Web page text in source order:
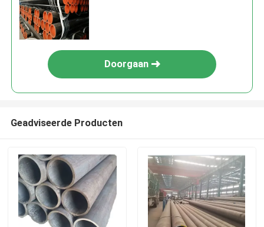
Doorgaan
Geadviseerde Producten